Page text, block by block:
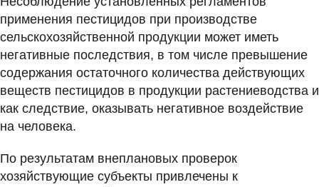
применения пестицидов при производстве
сельскохозяйственной продукции может иметь
негативные последствия, в том числе превышение
содержания остаточного количества действующих
веществ пестицидов в продукции растениеводства и
как следствие, оказывать негативное воздействие
на человека.
По результатам внеплановых проверок
хозяйствующие субъекты привлечены к